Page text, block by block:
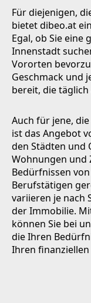
Für diejenigen,
bietet dibeo.at
Egal, ob Sie eine
Innenstadt
Vororten
Geschmack und
bereit, die
Auch für jene,
ist das Angebot
den Städten und
Wohnungen und
Bedürfnissen
Berufstätigen
variieren je nach
der Immobilie.
können Sie bei
die Ihren
Ihren